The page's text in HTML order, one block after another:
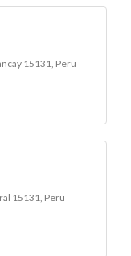
15131, Peru
15131, Peru